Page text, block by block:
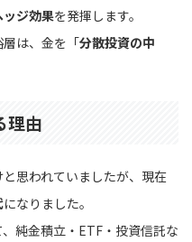
ッジ効果を発揮します。
は、金を「分散投資の中
理由
思われていましたが、現在
になりました。
純金積立・ETF・投資信託な